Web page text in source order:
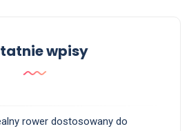
wpisy
rower dostosowany do